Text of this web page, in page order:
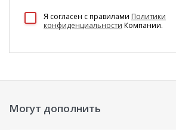
Я согласен c правилами Политики
конфиденциальности Компании.
Могут дополнить